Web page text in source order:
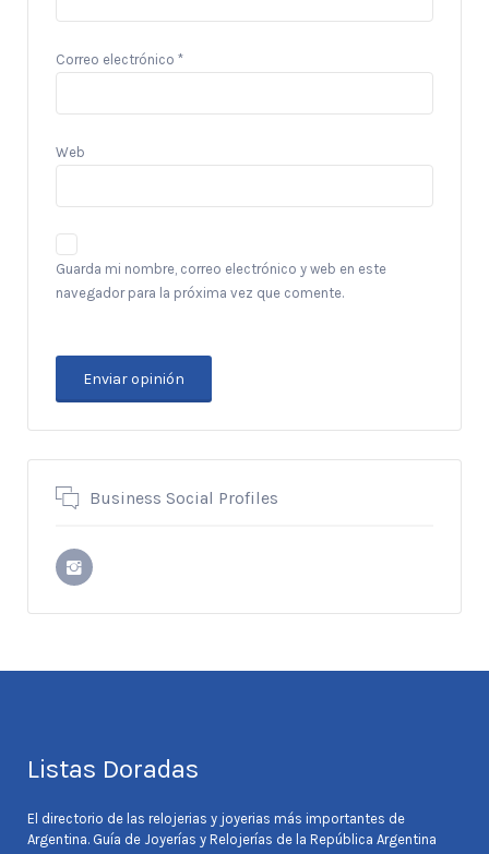
Correo electrónico *
Web
Guarda mi nombre, correo electrónico y web en este
navegador para la próxima vez que comente.
Business Social Profiles
Listas Doradas
El directorio de las relojerias y joyerias más importantes de
Argentina. Guía de Joyerías y Relojerías de la República Argentina